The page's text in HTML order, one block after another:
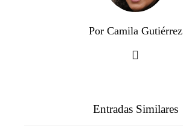
Por Camila Gutiérrez
Entradas Similares